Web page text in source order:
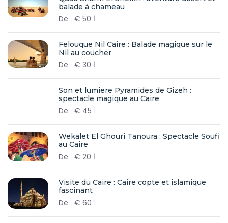
balade à chameau
De € 50
Felouque Nil Caire : Balade magique sur le
Nil au coucher
De € 30
Son et lumiere Pyramides de Gizeh :
spectacle magique au Caire
De € 45
Wekalet El Ghouri Tanoura : Spectacle Soufi
au Caire
De € 20
Visite du Caire : Caire copte et islamique
fascinant
De € 60